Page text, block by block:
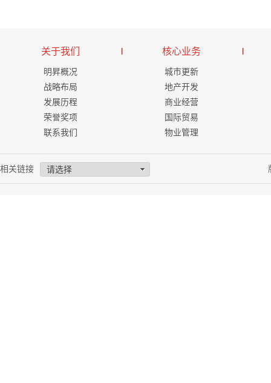
关于我们
明昇概况
战略布局
发展历程
荣誉奖项
联系我们
核心业务
城市更新
地产开发
商业经营
国际贸易
物业管理
相关链接 请选择